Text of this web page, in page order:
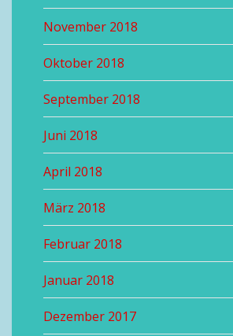
November 2018
Oktober 2018
September 2018
Juni 2018
April 2018
März 2018
Februar 2018
Januar 2018
Dezember 2017